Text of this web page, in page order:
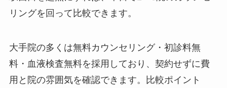
リングを回って比較できます。
大手院の多くは無料カウンセリング・初診料無
料・血液検査無料を採用しており、契約せずに費
用と院の雰囲気を確認できます。比較ポイント